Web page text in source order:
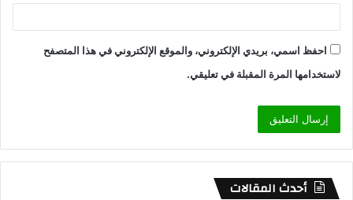
احفظ اسمي، بريدي الإلكتروني، والموقع الإلكتروني في هذا المتصفح
لاستخدامها المرة المقبلة في تعليقي.
أحدث المقالات